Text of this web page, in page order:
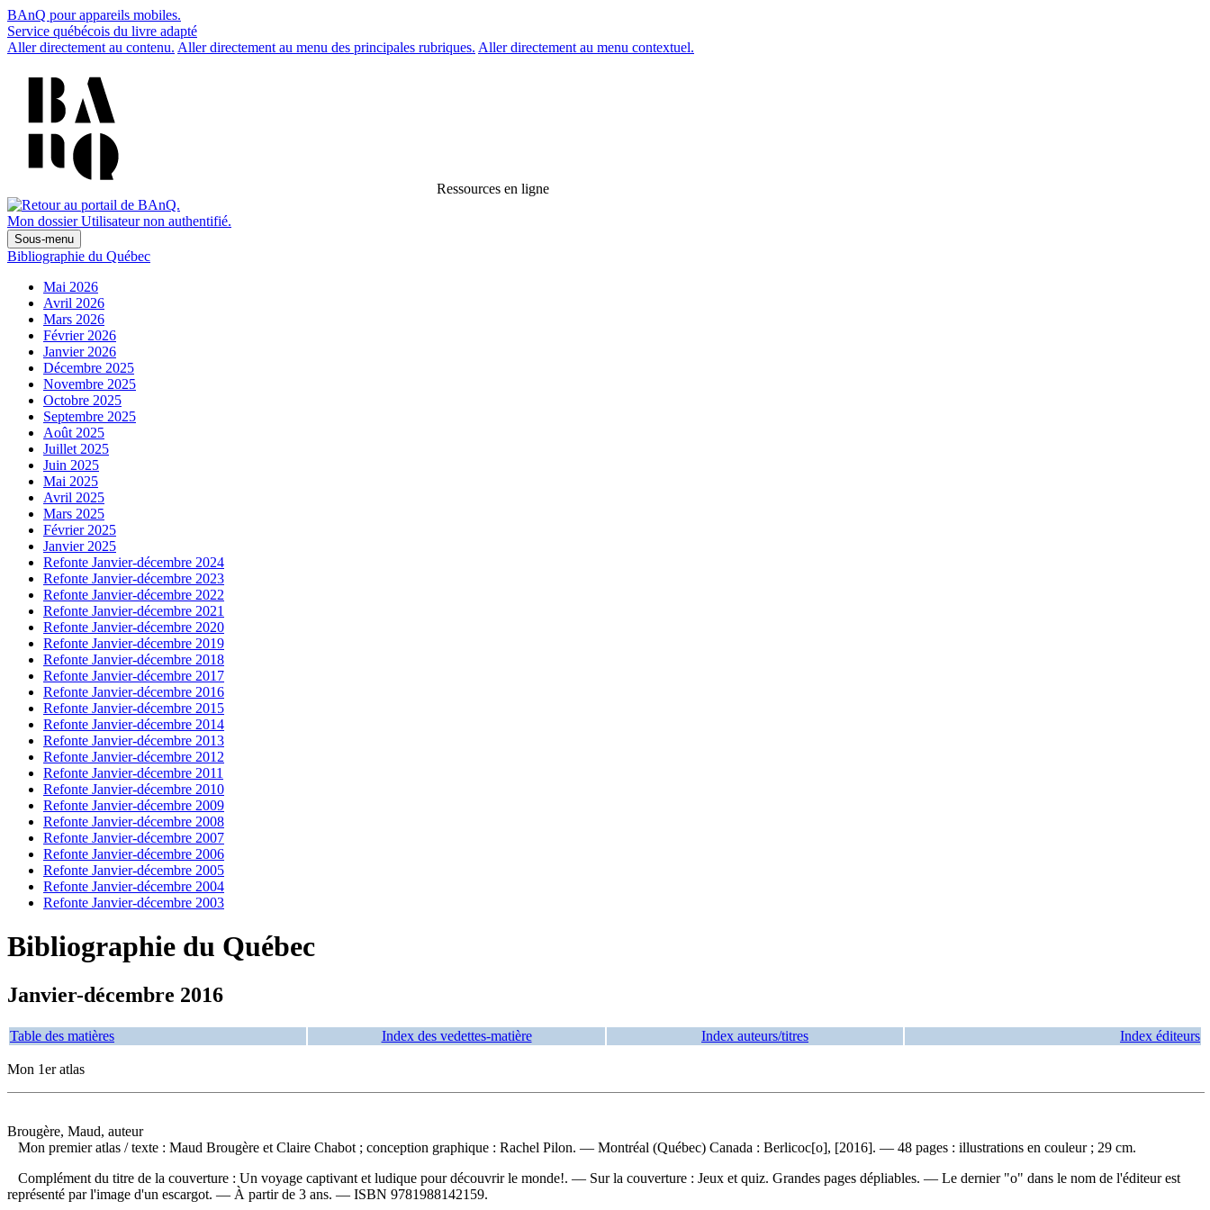
BAnQ pour appareils mobiles.
Service québécois du livre adapté
Aller directement au contenu. Aller directement au menu des principales rubriques. Aller directement au menu contextuel.
Ressources en ligne
Mon dossier Utilisateur non authentifié.
Sous-menu
Bibliographie du Québec
Mai 2026
Avril 2026
Mars 2026
Février 2026
Janvier 2026
Décembre 2025
Novembre 2025
Octobre 2025
Septembre 2025
Août 2025
Juillet 2025
Juin 2025
Mai 2025
Avril 2025
Mars 2025
Février 2025
Janvier 2025
Refonte Janvier-décembre 2024
Refonte Janvier-décembre 2023
Refonte Janvier-décembre 2022
Refonte Janvier-décembre 2021
Refonte Janvier-décembre 2020
Refonte Janvier-décembre 2019
Refonte Janvier-décembre 2018
Refonte Janvier-décembre 2017
Refonte Janvier-décembre 2016
Refonte Janvier-décembre 2015
Refonte Janvier-décembre 2014
Refonte Janvier-décembre 2013
Refonte Janvier-décembre 2012
Refonte Janvier-décembre 2011
Refonte Janvier-décembre 2010
Refonte Janvier-décembre 2009
Refonte Janvier-décembre 2008
Refonte Janvier-décembre 2007
Refonte Janvier-décembre 2006
Refonte Janvier-décembre 2005
Refonte Janvier-décembre 2004
Refonte Janvier-décembre 2003
Bibliographie du Québec
Janvier-décembre 2016
Table des matières Index des vedettes-matière Index auteurs/titres Index éditeurs
Mon 1er atlas
Brougère, Maud, auteur
Mon premier atlas / texte : Maud Brougère et Claire Chabot ; conception graphique : Rachel Pilon. — Montréal (Québec) Canada : Berlicoc[o], [2016]. — 48 pages : illustrations en couleur ; 29 cm.
Complément du titre de la couverture : Un voyage captivant et ludique pour découvrir le monde!. — Sur la couverture : Jeux et quiz. Grandes pages dépliables. — Le dernier "o" dans le nom de l'éditeur est
représenté par l'image d'un escargot. — À partir de 3 ans. — ISBN 9781988142159.